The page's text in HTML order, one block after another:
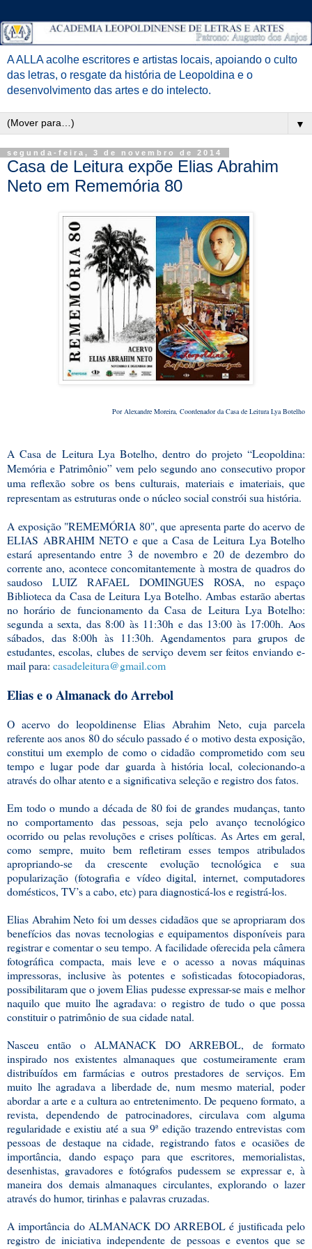
A ALLA acolhe escritores e artistas locais, apoiando o culto
das letras, o resgate da história de Leopoldina e o
desenvolvimento das artes e do intelecto.
▼
segunda-feira, 3 de novembro de 2014
Casa de Leitura expõe Elias Abrahim
Neto em Rememória 80
Por Alexandre Moreira, Coordenador da Casa de Leitura Lya Botelho
A Casa de Leitura Lya Botelho, dentro do projeto “Leopoldina:
Memória e Patrimônio” vem pelo segundo ano consecutivo propor
uma reflexão sobre os bens culturais, materiais e imateriais, que
representam as estruturas onde o núcleo social constrói sua história.
A exposição "REMEMÓRIA 80", que apresenta parte do acervo de
ELIAS ABRAHIM NETO e que a Casa de Leitura Lya Botelho
estará apresentando entre 3 de novembro e 20 de dezembro do
corrente ano, acontece concomitantemente à mostra de quadros do
saudoso LUIZ RAFAEL DOMINGUES ROSA, no espaço
Biblioteca da Casa de Leitura Lya Botelho. Ambas estarão abertas
no horário de funcionamento da Casa de Leitura Lya Botelho:
segunda a sexta, das 8:00 às 11:30h e das 13:00 às 17:00h. Aos
sábados, das 8:00h às 11:30h. Agendamentos para grupos de
estudantes, escolas, clubes de serviço devem ser feitos enviando e-
mail para: casadeleitura@gmail.com
Elias e o Almanack do Arrebol
O acervo do leopoldinense Elias Abrahim Neto, cuja parcela
referente aos anos 80 do século passado é o motivo desta exposição,
constitui um exemplo de como o cidadão comprometido com seu
tempo e lugar pode dar guarda à história local, colecionando-a
através do olhar atento e a significativa seleção e registro dos fatos.
Em todo o mundo a década de 80 foi de grandes mudanças, tanto
no comportamento das pessoas, seja pelo avanço tecnológico
ocorrido ou pelas revoluções e crises políticas. As Artes em geral,
como sempre, muito bem refletiram esses tempos atribulados
apropriando-se da crescente evolução tecnológica e sua
popularização (fotografia e vídeo digital, internet, computadores
domésticos, TV’s a cabo, etc) para diagnosticá-los e registrá-los.
Elias Abrahim Neto foi um desses cidadãos que se apropriaram dos
benefícios das novas tecnologias e equipamentos disponíveis para
registrar e comentar o seu tempo. A facilidade oferecida pela câmera
fotográfica compacta, mais leve e o acesso a novas máquinas
impressoras, inclusive às potentes e sofisticadas fotocopiadoras,
possibilitaram que o jovem Elias pudesse expressar-se mais e melhor
naquilo que muito lhe agradava: o registro de tudo o que possa
constituir o patrimônio de sua cidade natal.
Nasceu então o ALMANACK DO ARREBOL, de formato
inspirado nos existentes almanaques que costumeiramente eram
distribuídos em farmácias e outros prestadores de serviços. Em
muito lhe agradava a liberdade de, num mesmo material, poder
abordar a arte e a cultura ao entretenimento. De pequeno formato, a
revista, dependendo de patrocinadores, circulava com alguma
regularidade e existiu até a sua 9ª edição trazendo entrevistas com
pessoas de destaque na cidade, registrando fatos e ocasiões de
importância, dando espaço para que escritores, memorialistas,
desenhistas, gravadores e fotógrafos pudessem se expressar e, à
maneira dos demais almanaques circulantes, explorando o lazer
através do humor, tirinhas e palavras cruzadas.
A importância do ALMANACK DO ARREBOL é justificada pelo
registro de iniciativa independente de pessoas e eventos que se